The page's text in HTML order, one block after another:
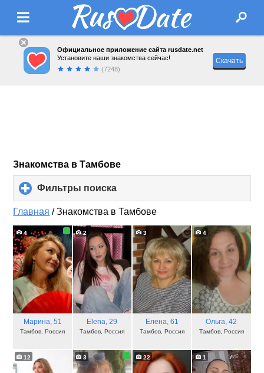
Официальное приложение сайта rusdate.net
Установите наши знакомства сейчас!
(7248)
Скачать
Знакомства в Тамбове
Фильтры поиска
to
expand
contents
Главная /Знакомства в Тамбове
4
Марина, 51
Тамбов, Россия
2
Elena, 29
Тамбов, Россия
3
Елена, 61
Тамбов, Россия
4
Ольга, 42
Тамбов, Россия
12 3 22 1